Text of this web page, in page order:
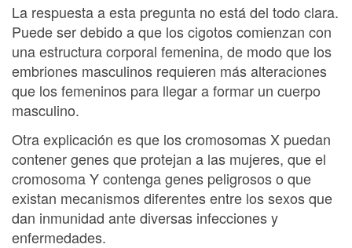
La respuesta a esta pregunta no está del todo clara.
Puede ser debido a que los cigotos comienzan con
una estructura corporal femenina, de modo que los
embriones masculinos requieren más alteraciones
que los femeninos para llegar a formar un cuerpo
masculino.
Otra explicación es que los cromosomas X puedan
contener genes que protejan a las mujeres, que el
cromosoma Y contenga genes peligrosos o que
existan mecanismos diferentes entre los sexos que
dan inmunidad ante diversas infecciones y
enfermedades.